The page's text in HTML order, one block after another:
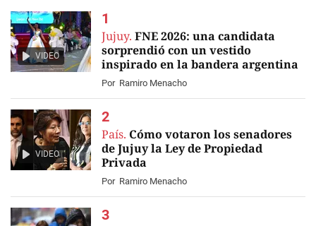
VIDEO
Jujuy. FNE 2026: una candidata
sorprendió con un vestido
inspirado en la bandera argentina
Por Ramiro Menacho
VIDEO
País. Cómo votaron los senadores
de Jujuy la Ley de Propiedad
Privada
Por Ramiro Menacho